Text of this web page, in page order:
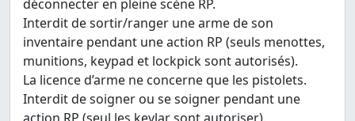
déconnecter en pleine scène RP.
Interdit de sortir/ranger une arme de son
inventaire pendant une action RP (seuls menottes,
munitions, keypad et lockpick sont autorisés).
La licence d’arme ne concerne que les pistolets.
Interdit de soigner ou se soigner pendant une
action RP (seul les kevlar sont autoriser).